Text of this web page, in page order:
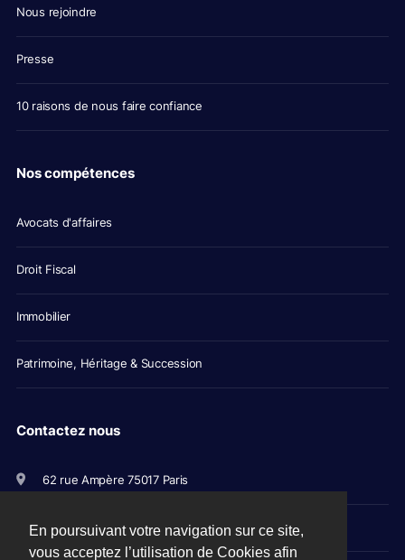
En poursuivant votre navigation sur ce site,
vous acceptez l’utilisation de Cookies afin
Nous rejoindre
Presse
10 raisons de nous faire confiance
Nos compétences
Avocats d'affaires
Droit Fiscal
Immobilier
Patrimoine, Héritage & Succession
Contactez nous
62 rue Ampère 75017 Paris
+33(0)1 56 79 11 00